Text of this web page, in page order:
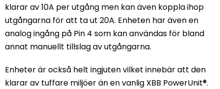
klarar av 10A per utgång men kan även koppla ihop
utgångarna för att ta ut 20A. Enheten har även en
analog ingång på Pin 4 som kan användas för bland
annat manuellt tillslag av utgångarna.
Enheter är också helt ingjuten vilket innebär att den
klarar av tuffare miljöer än en vanlig XBB PowerUnit®.